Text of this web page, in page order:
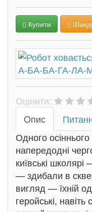
Купити
Оцінити:
Oпис
Одного
напередодні
київські
— здибали в
вигляд — їхній
геройські,